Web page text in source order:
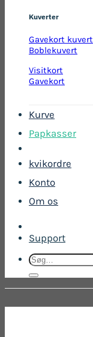
Kuverter
Gavekort kuvert
Boblekuvert
Visitkort
Gavekort
Kurve
Papkasser
kvikordre
Konto
Om os
Support
Søg